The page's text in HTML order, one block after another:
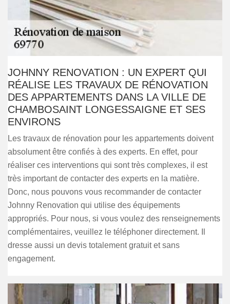
JOHNNY RENOVATION : UN EXPERT QUI
RÉALISE LES TRAVAUX DE RÉNOVATION
DES APPARTEMENTS DANS LA VILLE DE
CHAMBOSAINT LONGESSAIGNE ET SES
ENVIRONS
Les travaux de rénovation pour les appartements doivent
absolument être confiés à des experts. En effet, pour
réaliser ces interventions qui sont très complexes, il est
très important de contacter des experts en la matière.
Donc, nous pouvons vous recommander de contacter
Johnny Renovation qui utilise des équipements
appropriés. Pour nous, si vous voulez des renseignements
complémentaires, veuillez le téléphoner directement. Il
dresse aussi un devis totalement gratuit et sans
engagement.